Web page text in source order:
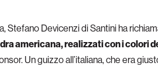
Stefano Devicenzi di Santini ha
americana, realizzati con i colori
Un guizzo all’italiana, che era